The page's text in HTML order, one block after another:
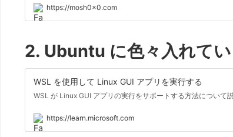
https://mosh0x0.com
2. Ubuntu に色々入れてい
WSL を使用して Linux GUI アプリを実行する
WSL が Linux GUI アプリの実行をサポートする方法について説
https://learn.microsoft.com